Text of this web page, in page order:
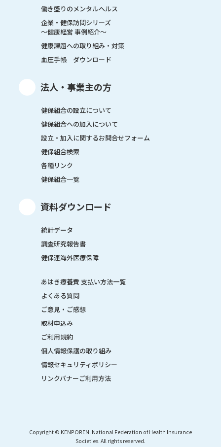
働き盛りのメンタルヘルス
企業・健保訪問シリーズ
～健康経営 事例紹介～
健康課題への取り組み・対策
血圧手帳 ダウンロード
法人・事業主の方
健保組合の設立について
健保組合への加入について
設立・加入に関するお問合せフォーム
健保組合検索
各種リンク
健保組合一覧
資料ダウンロード
統計データ
調査研究報告書
健保連海外医療保障
あはき療養費 支払い方法一覧
よくある質問
ご意見・ご感想
取材申込み
ご利用規約
個人情報保護の取り組み
情報セキュリティポリシー
リンクバナーご利用方法
Copyright © KENPOREN. National Federation of Health Insurance
Societies. All rights reserved.